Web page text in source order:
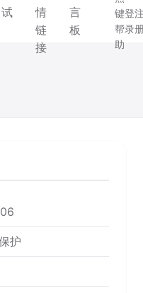
试
情
链
接
言
板
键
帮
助
登
录
护